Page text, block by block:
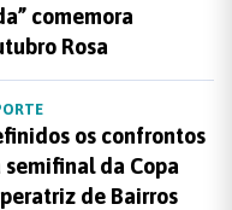
comemora
Rosa
os confrontos
semifinal da Copa
de Bairros